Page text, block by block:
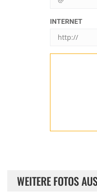
INTERNET
WEITERE FOTOS